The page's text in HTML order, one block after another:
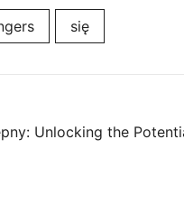
się
Unlocking the